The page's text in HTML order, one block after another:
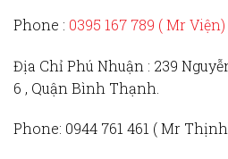
Phone : 0395 167 789 ( Mr Viện)
Địa Chỉ Phú Nhuận : 239
6 , Quận Bình Thạnh.
Phone: 0944 761 461 ( Mr